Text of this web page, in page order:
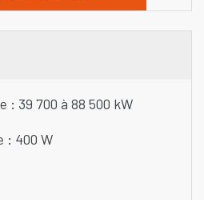
: 39 700 à 88 500 kW
: 400 W